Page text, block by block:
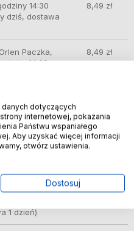
14:30
dziś, dostawa
8,49 zł
Paczka,
14:30
dziś, dostawa
8,49 zł
paczkowy
a przesyłkę
1 dzień)
dotyczących
internetowej, pokazania
Państwu wspaniałego
Aby uzyskać więcej informacji
otwórz ustawienia.
Dostosuj